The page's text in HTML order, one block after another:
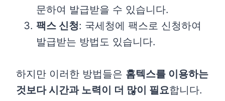
문하여 발급받을 수 있습니다.
팩스 신청: 국세청에 팩스로 신청하여
발급받는 방법도 있습니다.
하지만 이러한 방법들은 홈텍스를 이용하는
것보다 시간과 노력이 더 많이 필요합니다.